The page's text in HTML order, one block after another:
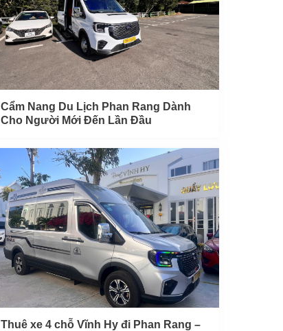
Cẩm Nang Du Lịch Phan Rang Dành
Cho Người Mới Đến Lần Đầu
Thuê xe 4 chỗ Vĩnh Hy đi Phan Rang –